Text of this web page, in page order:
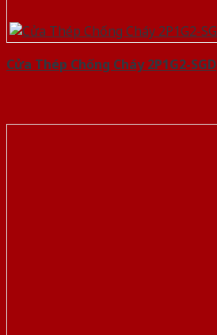
Cửa Thép Chống Cháy 2P1G2-SGD